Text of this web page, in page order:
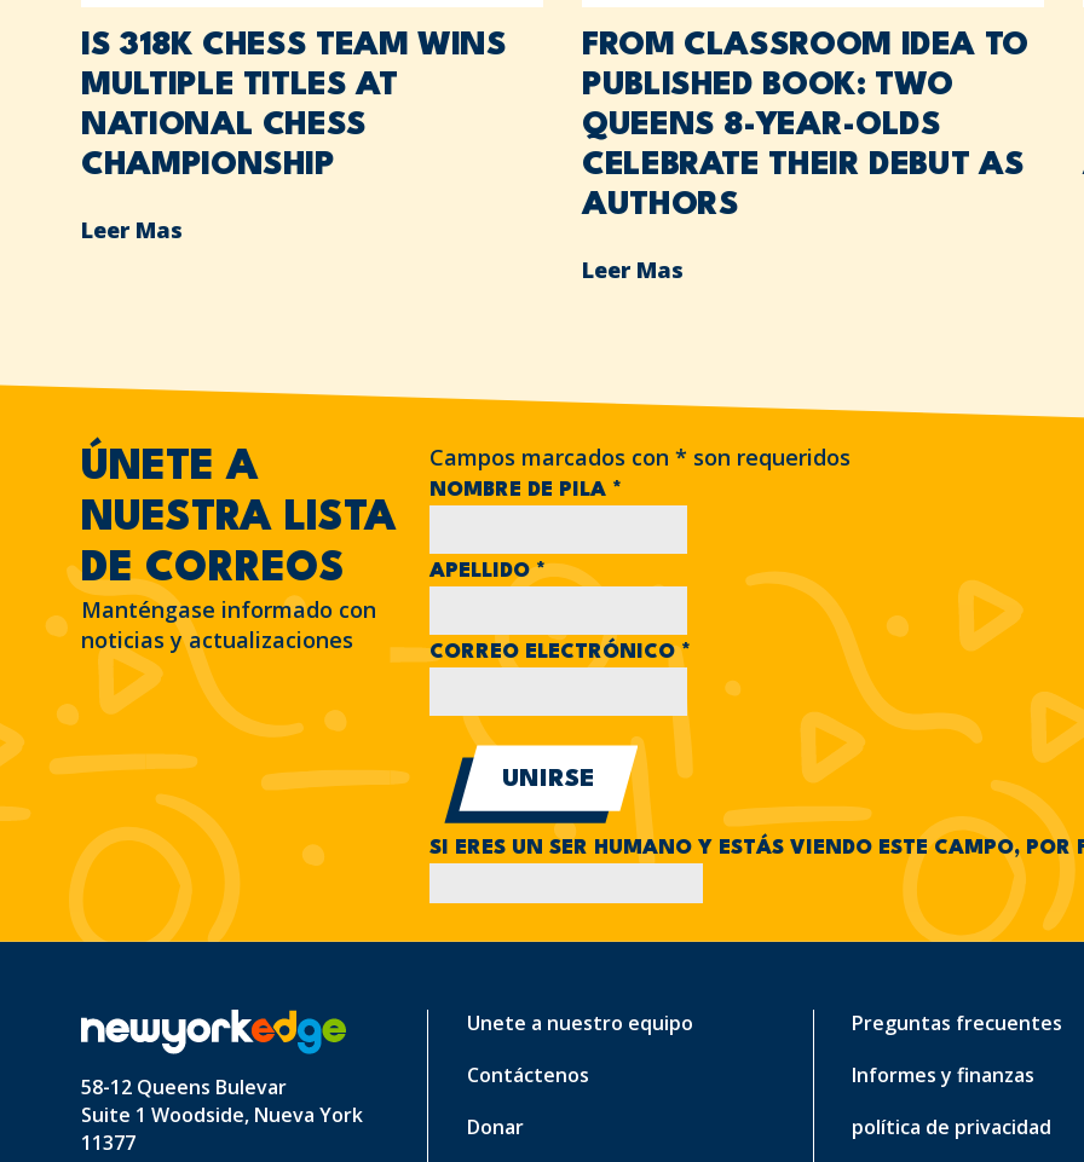
IS 318K CHESS TEAM WINS
MULTIPLE TITLES AT
NATIONAL CHESS
CHAMPIONSHIP
Leer Mas
FROM CLASSROOM IDEA TO
PUBLISHED BOOK: TWO
QUEENS 8-YEAR-OLDS
CELEBRATE THEIR DEBUT AS
AUTHORS
Leer Mas
ÚNETE A
NUESTRA LISTA
DE CORREOS
Manténgase informado con
noticias y actualizaciones
Campos marcados con* son requeridos
NOMBRE DE PILA *
APELLIDO*
CORREO ELECTRÓNICO*
SI ERES UN SER HUMANO Y ESTÁS VIENDO ESTE CAMPO, POR
58-12 Queens Bulevar
Suite 1 Woodside, Nueva York
11377
Unete a nuestro equipo
Contáctenos
Donar
Preguntas frecuentes
Informes y finanzas
política de privacidad